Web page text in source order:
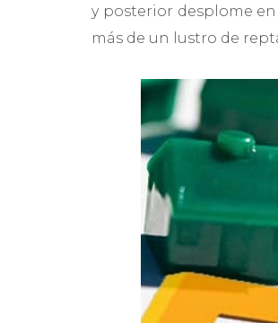
y posterior desplome en
más de un lustro de